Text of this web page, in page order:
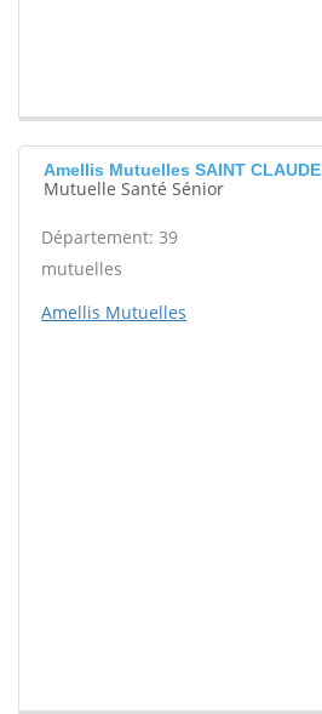
Amellis Mutuelles SAINT CLAUDE
Mutuelle Santé Sénior
Département: 39
mutuelles
Amellis Mutuelles